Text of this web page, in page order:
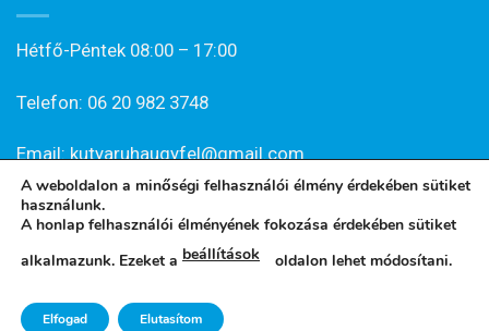
Hétfő-Péntek 08:00 – 17:00
Telefon: 06 20 982 3748
Email: kutyaruhaugyfel@gmail.com
Minden jog fenntartva 2021 © kutyaruha.hu - Kutyaruha,
kutyakabát, kutyacipő
A weboldalon a minőségi felhasználói élmény érdekében sütiket
használunk.
A honlap felhasználói élményének fokozása érdekében sütiket
alkalmazunk. Ezeket a beállítások oldalon lehet módosítani.
Elfogad Elutasítom